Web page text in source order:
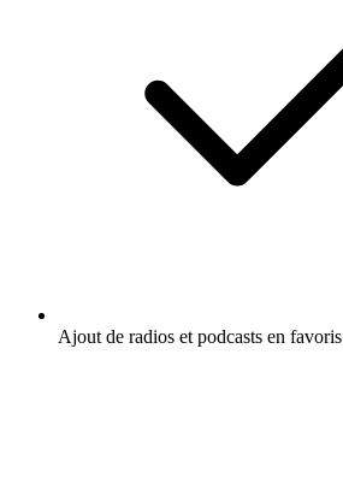
Ajout de radios et podcasts en favoris